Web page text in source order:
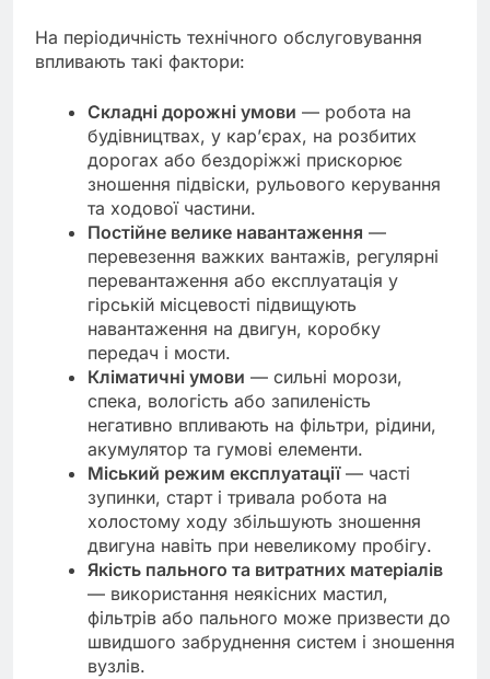
На періодичність технічного обслуговування
впливають такі фактори:
Складні дорожні умови — робота на
будівництвах, у кар’єрах, на розбитих
дорогах або бездоріжжі прискорює
зношення підвіски, рульового керування
та ходової частини.
Постійне велике навантаження —
перевезення важких вантажів, регулярні
перевантаження або експлуатація у
гірській місцевості підвищують
навантаження на двигун, коробку
передач і мости.
Кліматичні умови — сильні морози,
спека, вологість або запиленість
негативно впливають на фільтри, рідини,
акумулятор та гумові елементи.
Міський режим експлуатації— часті
зупинки, старт і тривала робота на
холостому ходу збільшують зношення
двигуна навіть при невеликому пробігу.
Якість пального та витратних матеріалів
— використання неякісних мастил,
фільтрів або пального може призвести до
швидшого забруднення систем і зношення
вузлів.